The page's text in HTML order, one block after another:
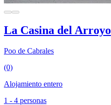
La Casina del Arroyo
Poo de Cabrales
(0)
Alojamiento entero
1 - 4 personas